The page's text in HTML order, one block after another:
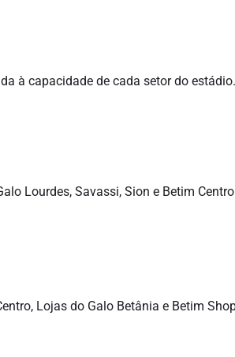
à capacidade de cada setor do estádio.
Lourdes, Savassi, Sion e Betim
Lojas do Galo Betânia e Betim